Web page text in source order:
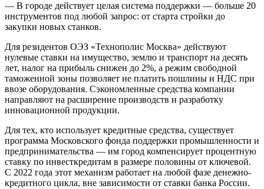
— В городе действует целая система поддержки — больше 20
инструментов под любой запрос: от старта стройки до
закупки новых станков.
Для резидентов ОЭЗ «Технополис Москва» действуют
нулевые ставки на имущество, землю и транспорт на десять
лет, налог на прибыль снижен до 2%, а режим свободной
таможенной зоны позволяет не платить пошлины и НДС при
ввозе оборудования. Сэкономленные средства компании
направляют на расширение производств и разработку
инновационной продукции.
Для тех, кто использует кредитные средства, существует
программа Московского фонда поддержки промышленности и
предпринимательства — им город компенсирует процентную
ставку по инвесткредитам в размере половины от ключевой.
С 2022 года этот механизм работает на любой фазе денежно-
кредитного цикла, вне зависимости от ставки банка России.